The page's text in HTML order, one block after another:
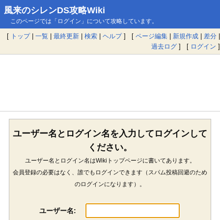
風来のシレンDS攻略Wiki
このページでは「ログイン」について攻略しています。
[ トップ| 一覧 | 最終更新 | 検索 | ヘルプ] [ ページ編集 | 新規作成 | 差分 |
過去ログ ] [ ログイン ]
ユーザー名とログイン名を入力してログインして
ください。
ユーザー名とログイン名はWikiトップページに書いてあります。
会員登録の必要はなく、誰でもログインできます（スパム投稿回避のため
のログインになります）。
ユーザー名: